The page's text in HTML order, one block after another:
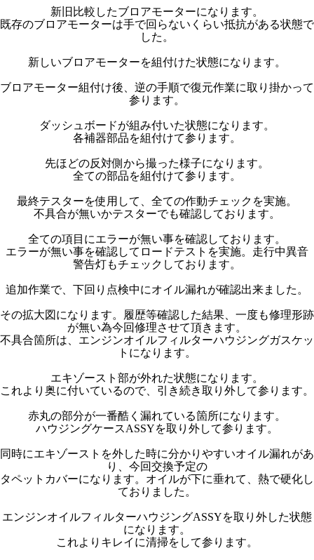
新旧比較したブロアモーターになります。
既存のブロアモーターは手で回らないくらい抵抗がある状態で
した。
新しいブロアモーターを組付けた状態になります。
ブロアモーター組付け後、逆の手順で復元作業に取り掛かって
参ります。
ダッシュボードが組み付いた状態になります。
各補器部品を組付けて参ります。
先ほどの反対側から撮った様子になります。
全ての部品を組付けて参ります。
最終テスターを使用して、全ての作動チェックを実施。
不具合が無いかテスターでも確認しております。
全ての項目にエラーが無い事を確認しております。
エラーが無い事を確認してロードテストを実施。走行中異音
警告灯もチェックしております。
追加作業で、下回り点検中にオイル漏れが確認出来ました。
その拡大図になります。履歴等確認した結果、一度も修理形跡
が無い為今回修理させて頂きます。
不具合箇所は、エンジンオイルフィルターハウジングガスケッ
トになります。
エキゾースト部が外れた状態になります。
これより奥に付いているので、引き続き取り外して参ります。
赤丸の部分が一番酷く漏れている箇所になります。
ハウジングケースASSYを取り外して参ります。
同時にエキゾーストを外した時に分かりやすいオイル漏れがあ
り、今回交換予定の
タペットカバーになります。オイルが下に垂れて、熱で硬化し
ておりました。
エンジンオイルフィルターハウジングASSYを取り外した状態
になります。
これよりキレイに清掃をして参ります。